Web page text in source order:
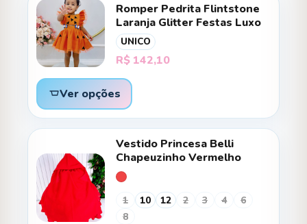
Romper Pedrita Flintstone
Laranja Glitter Festas Luxo
UNICO
R$ 142,10
Ver opções
Vestido Princesa Belli
Chapeuzinho Vermelho
1 10 12 2 3 4
6
8